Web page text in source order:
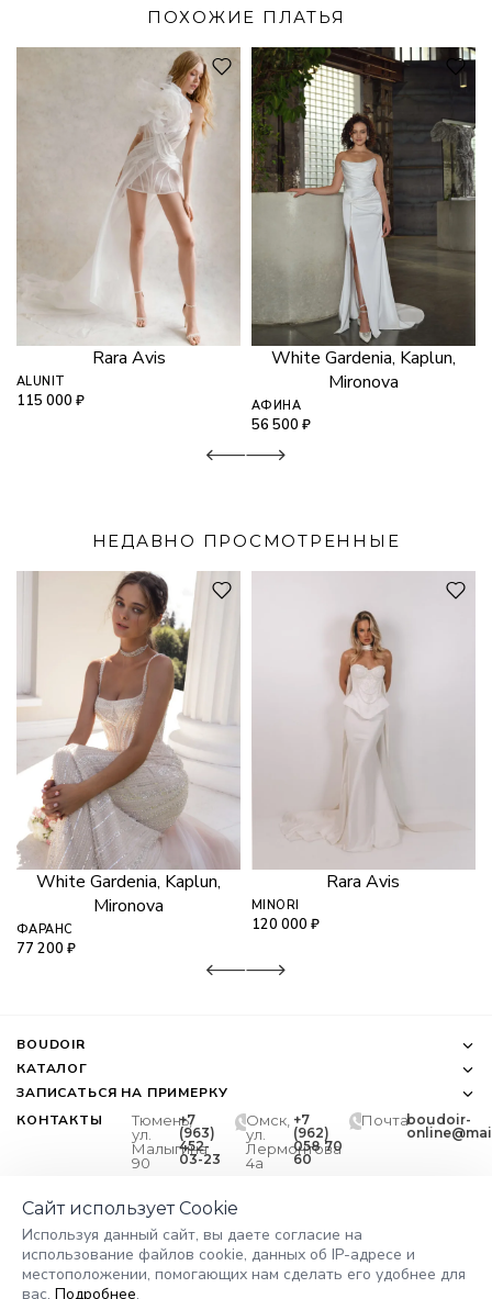
ПОХОЖИЕ ПЛАТЬЯ
Rara Avis
ALUNIT
115 000₽
White Gardenia, Kaplun,
Mironova
АФИНА
56 500 ₽
НЕДАВНО ПРОСМОТРЕННЫЕ
White Gardenia, Kaplun,
Mironova
ФАРАНС
77 200₽
Rara Avis
MINORI
120 000 ₽
BOUDOIR
КАТАЛОГ
ЗАПИСАТЬСЯ НА ПРИМЕРКУ
* Социальная сеть Instagram
запрещена на территории РФ
КОНТАКТЫ
Тюмень,
ул.
Малыгина
90
+7
(963)
452-
03-23
Омск,
ул.
Лермонтова
4а
+7
(962)
058 70
60
Почтаboudoir-
Сайт использует Cookie
Используя данный сайт, вы даете согласие на
использование файлов cookie, данных об IP-адресе и
местоположении, помогающих нам сделать его удобнее для
вас. Подробнее.